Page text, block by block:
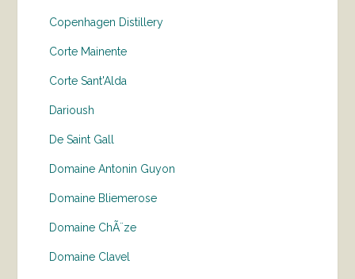
Copenhagen Distillery
Corte Mainente
Corte Sant'Alda
Darioush
De Saint Gall
Domaine Antonin Guyon
Domaine Bliemerose
Domaine ChÃ¨ze
Domaine Clavel